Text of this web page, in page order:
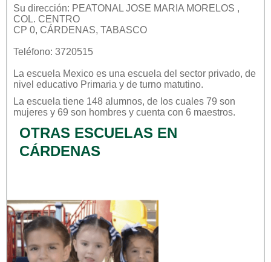
Su dirección: PEATONAL JOSE MARIA MORELOS ,
COL. CENTRO
CP 0, CÁRDENAS, TABASCO
Teléfono: 3720515
La escuela Mexico es una escuela del sector privado, de
nivel educativo Primaria y de turno matutino.
La escuela tiene 148 alumnos, de los cuales 79 son
mujeres y 69 son hombres y cuenta con 6 maestros.
OTRAS ESCUELAS EN
CÁRDENAS